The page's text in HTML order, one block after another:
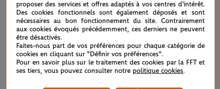
proposer des services et offres adaptés à vos centres d'intérêt.
Des cookies fonctionnels sont également déposés et sont
nécessaires au bon fonctionnement du site. Contrairement
aux cookies évoqués précédemment, ces derniers ne peuvent
être désactivés.
Faites-nous part de vos préférences pour chaque catégorie de
cookies en cliquant sur "Définir vos préférences".
Pour en savoir plus sur le traitement des cookies par la FFT et
ses tiers, vous pouvez consulter notre politique cookies.